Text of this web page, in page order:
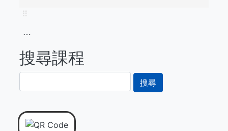
⠿
⋯
搜尋課程
尋